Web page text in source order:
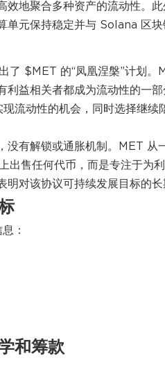
效地聚合多种资产的流动性。
单元保持稳定并与 Solana 区块
了 $MET 的“凤凰涅槃”计划
利益相关者都成为流动性的一部
流动性的机会，同时选择继
没有解锁或通胀机制。MET 从
售任何代币，而是专注于为
明对该协议可持续发展目标的长
：
和筹款